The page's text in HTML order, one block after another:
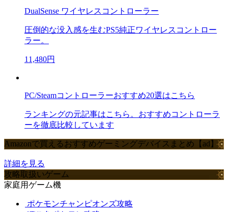
DualSense ワイヤレスコントローラー
圧倒的な没入感を生むPS5純正ワイヤレスコントロー
ラー。
11,480円
PC/Steamコントローラーおすすめ20選はこちら
ランキングの元記事はこちら。おすすめコントローラ
ーを徹底比較しています
Amazonで買えるおすすめゲーミングデバイスまとめ【ad】
詳細を見る
攻略取扱いゲーム
家庭用ゲーム機
ポケモンチャンピオンズ攻略